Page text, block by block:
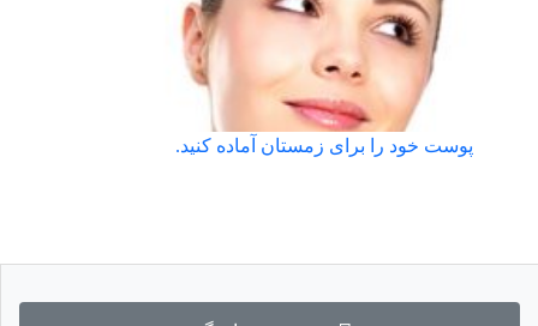
پوست خود را برای زمستان آماده کنید.